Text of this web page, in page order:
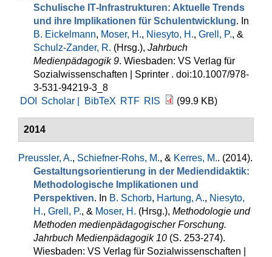
Schulische IT‐Infrastrukturen: Aktuelle Trends
und ihre Implikationen für Schulentwicklung. In
B. Eickelmann, Moser, H., Niesyto, H., Grell, P., &
Schulz-Zander, R. (Hrsg.), Jahrbuch
Medienpädagogik 9. Wiesbaden: VS Verlag für
Sozialwissenschaften | Sprinter . doi:10.1007/978-
3-531-94219-3_8
DOI
Scholar | BibTeX RTF RIS (99.9 KB)
2014
Preussler, A., Schiefner-Rohs, M., & Kerres, M.. (2014).
Gestaltungsorientierung in der Mediendidaktik:
Methodologische Implikationen und
Perspektiven. In B. Schorb, Hartung, A., Niesyto,
H., Grell, P., & Moser, H. (Hrsg.), Methodologie und
Methoden medienpädagogischer Forschung.
Jahrbuch Medienpädagogik 10 (S. 253-274).
Wiesbaden: VS Verlag für Sozialwissenschaften |